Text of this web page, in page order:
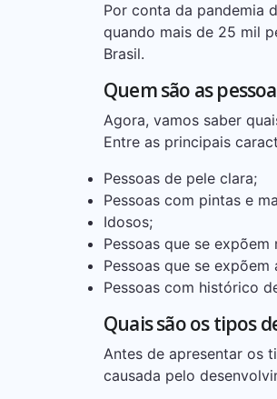
Por conta da pandemia
quando mais de 25 mil
Brasil.
Quem são as
Agora, vamos saber
Entre as principais
Pessoas de pele clara;
Pessoas com pintas e
Idosos;
Pessoas que se
Pessoas que se
Pessoas com histórico
Quais são os tipos
Antes de apresentar os
causada pelo